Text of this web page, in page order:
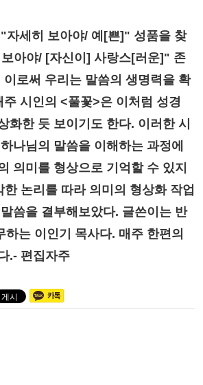
세히 보아야/ 예[쁜]" 성품을 찾
아야/ [자신이] 사랑스[러운]" 존
로써 우리는 말씀의 생명력을 확
주 시인의 <풀꽃>은 이처럼 성경
화한 듯 보이기도 한다. 이러한 시
나님의 말씀을 이해하는 과정에
의미를 형상으로 기억할 수 있지
논리를 따라 의미의 형상화 작업
씀을 결부해보았다. 글쓴이는 반
하는 이인기 목사다. 매주 한편의
.- 편집자주